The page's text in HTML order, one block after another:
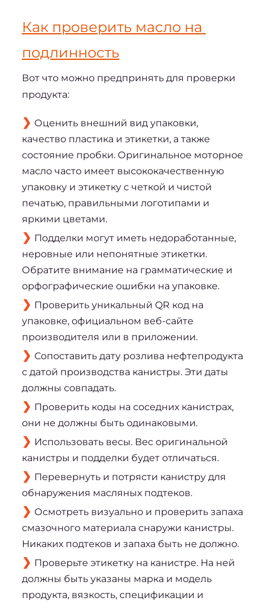
Как проверить масло на
подлинность
Вот что можно предпринять для проверки
продукта:
Оценить внешний вид упаковки,
качество пластика и этикетки, а также
состояние пробки. Оригинальное моторное
масло часто имеет высококачественную
упаковку и этикетку с четкой и чистой
печатью, правильными логотипами и
яркими цветами.
Подделки могут иметь недоработанные,
неровные или непонятные этикетки.
Обратите внимание на грамматические и
орфографические ошибки на упаковке.
Проверить уникальный QR код на
упаковке, официальном веб-сайте
производителя или в приложении.
Сопоставить дату розлива нефтепродукта
с датой производства канистры. Эти даты
должны совпадать.
Проверить коды на соседних канистрах,
они не должны быть одинаковыми.
Использовать весы. Вес оригинальной
канистры и подделки будет отличаться.
Перевернуть и потрясти канистру для
обнаружения масляных подтеков.
Осмотреть визуально и проверить запаха
смазочного материала снаружи канистры.
Никаких подтеков и запаха быть не должно.
Проверьте этикетку на канистре. На ней
должны быть указаны марка и модель
продукта, вязкость, спецификации и